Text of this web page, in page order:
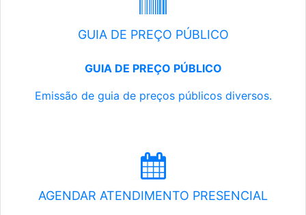
GUIA DE PREÇO PÚBLICO
GUIA DE PREÇO PÚBLICO
Emissão de guia de preços públicos diversos.
AGENDAR ATENDIMENTO PRESENCIAL